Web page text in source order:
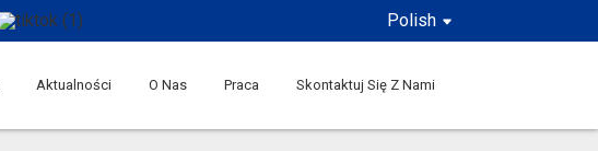
Polish
Aktualności O Nas Praca Skontaktuj Się Z Nami